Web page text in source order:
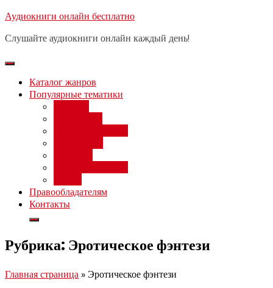
Перейти
содержимому
Аудиокниги онлайн бесплатно
Слушайте аудиокниги онлайн каждый день!
Каталог жанров
Популярные тематики
Правообладателям
Контакты
Рубрика: Эротическое фэнтези
Главная страница » Эротическое фэнтези
Бесплатный вебинар: заработок
день